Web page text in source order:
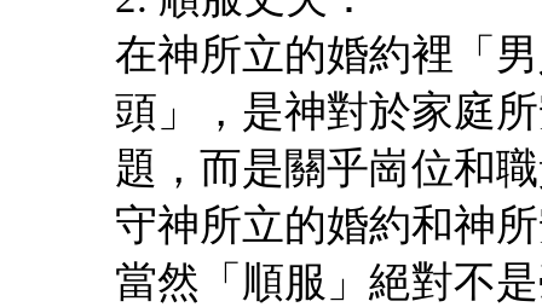
在神所立的婚約裡「
頭」，是神對於家庭
題，而是關乎崗位和
守神所立的婚約和神
當然「順服」絕對不